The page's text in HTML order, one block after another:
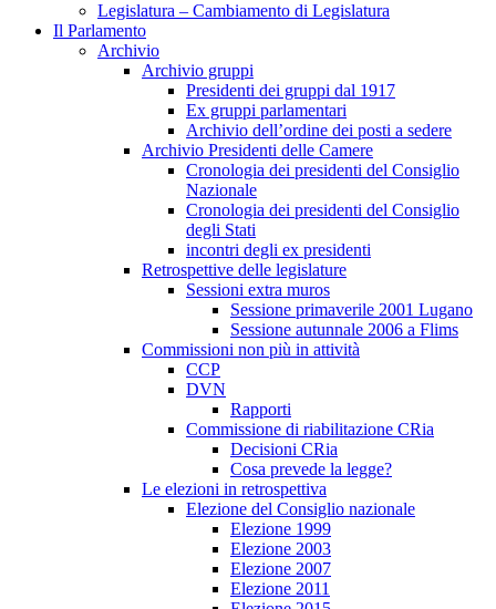
Legislatura – Cambiamento di Legislatura
Il Parlamento
Archivio
Archivio gruppi
Presidenti dei gruppi dal 1917
Ex gruppi parlamentari
Archivio dell’ordine dei posti a sedere
Archivio Presidenti delle Camere
Cronologia dei presidenti del Consiglio
Nazionale
Cronologia dei presidenti del Consiglio
degli Stati
incontri degli ex presidenti
Retrospettive delle legislature
Sessioni extra muros
Sessione primaverile 2001 Lugano
Sessione autunnale 2006 a Flims
Commissioni non più in attività
CCP
DVN
Rapporti
Commissione di riabilitazione CRia
Decisioni CRia
Cosa prevede la legge?
Le elezioni in retrospettiva
Elezione del Consiglio nazionale
Elezione 1999
Elezione 2003
Elezione 2007
Elezione 2011